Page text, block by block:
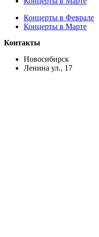
Концерты в Феврале
Концерты в Марте
Контакты
Новосибирск
Ленина ул., 17